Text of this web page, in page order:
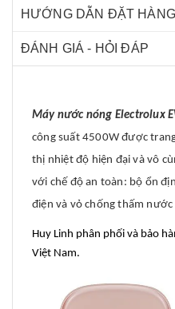
HƯỚNG DẪN ĐẶT HÀNG
ĐÁNH GIÁ - HỎI ĐÁP
Máy nước nóng Electrolux
công suất 4500W được
thị nhiệt độ hiện đại và vô
với chế độ an toàn: bộ ổn
điện và vỏ chống thấm nước
Huy Linh phân phối và bảo
Việt Nam.